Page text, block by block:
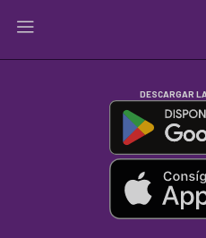
DESCARGAR